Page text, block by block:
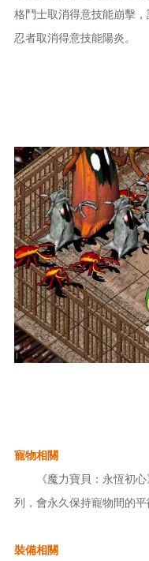
格鬥士取消得意技能崩擊
忍者取消得意技能陽炎。
寵物相關
《魔力寶貝：永恆初心
列，會永久保持寵物間的平
裝備相關